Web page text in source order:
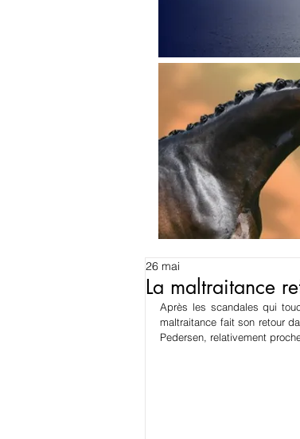
La maltraitance
26 mai
Après les scandales qui
maltraitance fait son retour
Pedersen, relativement